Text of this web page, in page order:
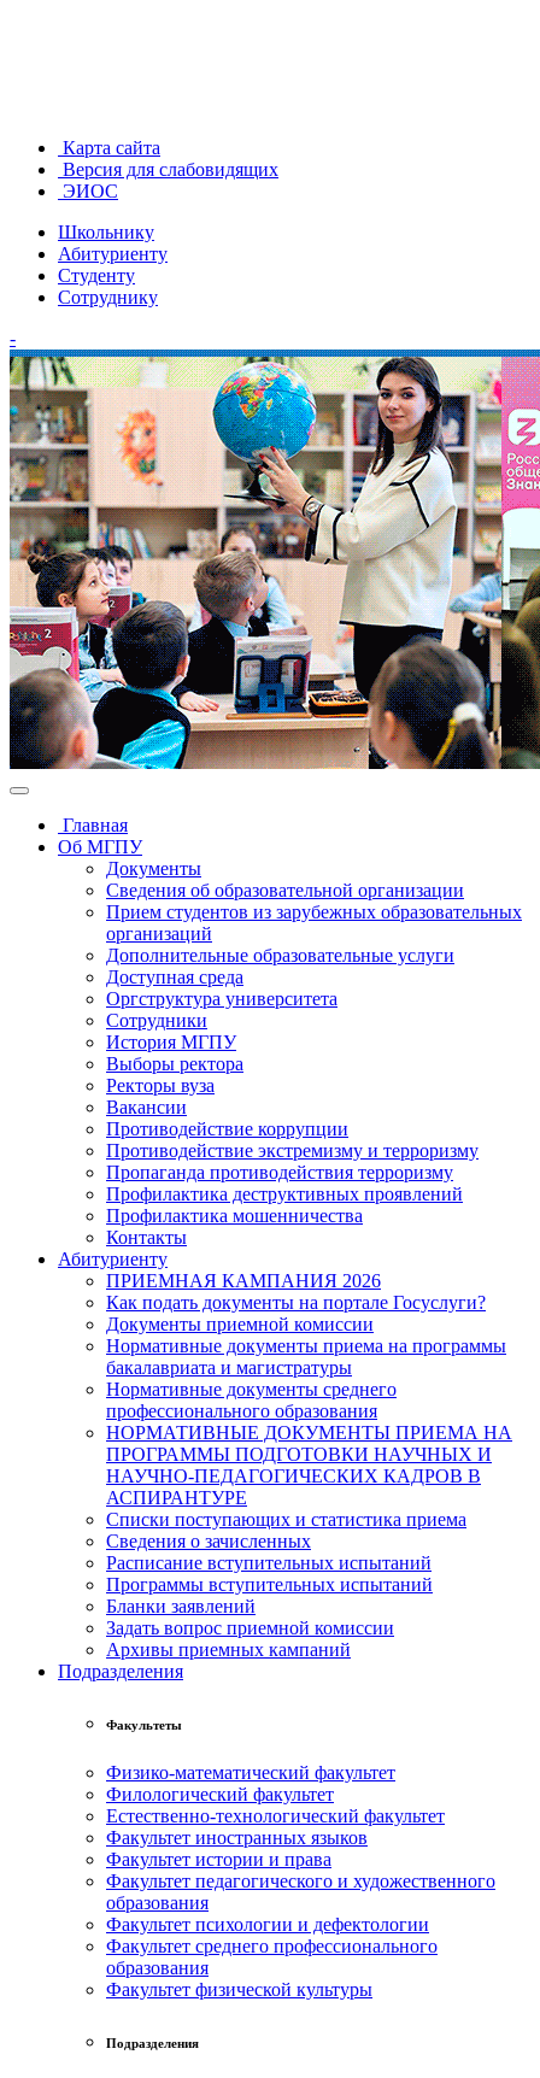
Карта сайта
Версия для слабовидящих
ЭИОС
Школьнику
Абитуриенту
Студенту
Сотруднику
-
Главная
Об МГПУ
Документы
Сведения об образовательной организации
Прием студентов из зарубежных образовательных
организаций
Дополнительные образовательные услуги
Доступная среда
Оргструктура университета
Сотрудники
История МГПУ
Выборы ректора
Ректоры вуза
Вакансии
Противодействие коррупции
Противодействие экстремизму и терроризму
Пропаганда противодействия терроризму
Профилактика деструктивных проявлений
Профилактика мошенничества
Контакты
Абитуриенту
ПРИЕМНАЯ КАМПАНИЯ 2026
Как подать документы на портале Госуслуги?
Документы приемной комиссии
Нормативные документы приема на программы
бакалавриата и магистратуры
Нормативные документы среднего
профессионального образования
НОРМАТИВНЫЕ ДОКУМЕНТЫ ПРИЕМА НА
ПРОГРАММЫ ПОДГОТОВКИ НАУЧНЫХ И
НАУЧНО-ПЕДАГОГИЧЕСКИХ КАДРОВ В
АСПИРАНТУРЕ
Списки поступающих и статистика приема
Сведения о зачисленных
Расписание вступительных испытаний
Программы вступительных испытаний
Бланки заявлений
Задать вопрос приемной комиссии
Архивы приемных кампаний
Подразделения
Факультеты
Физико-математический факультет
Филологический факультет
Естественно-технологический факультет
Факультет иностранных языков
Факультет истории и права
Факультет педагогического и художественного
образования
Факультет психологии и дефектологии
Факультет среднего профессионального
образования
Факультет физической культуры
Подразделения